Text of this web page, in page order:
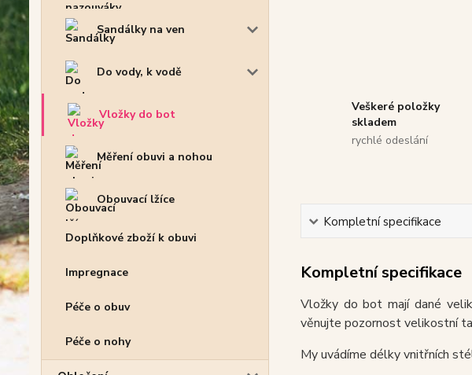
Sandálky na ven
Do vody, k vodě
Vložky do bot
Měření obuvi a nohou
Obouvací lžíce
Doplňkové zboží k obuvi
Impregnace
Péče o obuv
Péče o nohy
Veškeré položky
skladem
rychlé odeslání
Kompletní specifikace
Kompletní specifikace
Vložky do bot mají dané
věnujte pozornost velikostní
My uvádíme délky vnitřních